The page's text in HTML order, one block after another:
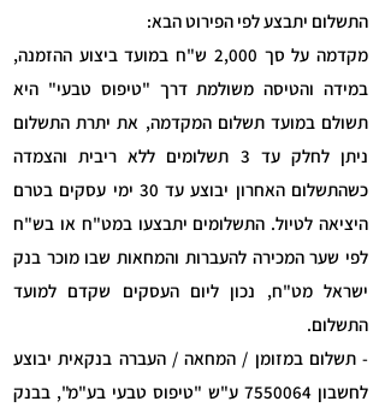
התשלום יתבצע לפי הפירוט הבא:
מקדמה על סך 2,000 ש"ח במועד ביצוע ההזמנה,
במידה והטיסה משולמת דרך "טיפוס טבעי" היא
תשולם במועד תשלום המקדמה, את יתרת התשלום
ניתן לחלק עד 3 תשלומים ללא ריבית והצמדה
כשהתשלום האחרון יבוצע עד 30 ימי עסקים בטרם
היציאה לטיול. התשלומים יתבצעו במט"ח או בש"ח
לפי שער המכירה להעברות והמחאות שבו מוכר בנק
ישראל מט"ח, נכון ליום העסקים שקדם למועד
התשלום.
- תשלום במזומן / המחאה / העברה בנקאית יבוצע
לחשבון 7550064 ע"ש "טיפוס טבעי בע"מ", בבנק